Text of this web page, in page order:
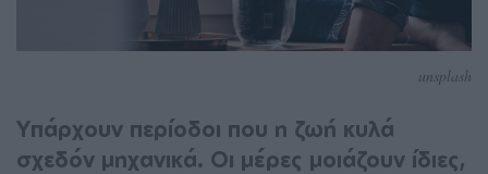
unsplash
Υπάρχουν περίοδοι που η ζωή κυλά
σχεδόν μηχανικά. Οι μέρες μοιάζουν ίδιες,